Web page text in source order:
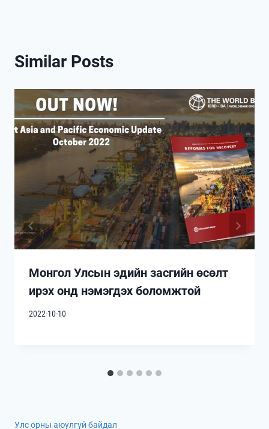
Similar Posts
Монгол Улсын эдийн засгийн өсөлт
ирэх онд нэмэгдэх боломжтой
2022-10-10
Улс орны аюулгүй байдал